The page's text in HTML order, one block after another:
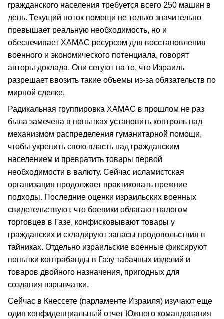
гражданского населения требуется всего 250 машин в
день. Текущий поток помощи не только значительно
превышает реальную необходимость, но и
обеспечивает ХАМАС ресурсом для восстановления
военного и экономического потенциала, говорят
авторы доклада. Они сетуют на то, что Израиль
разрешает ввозить такие объемы из-за обязательств по
мирной сделке.
Радикальная группировка ХАМАС в прошлом не раз
была замечена в попытках установить контроль над
механизмом распределения гуманитарной помощи,
чтобы укрепить свою власть над гражданским
населением и превратить товары первой
необходимости в валюту. Сейчас исламистская
организация продолжает практиковать прежние
подходы. Последние оценки израильских военных
свидетельствуют, что боевики облагают налогом
торговцев в Газе, конфисковывают товары у
гражданских и складируют запасы продовольствия в
тайниках. Отдельно израильские военные фиксируют
попытки контрабанды в Газу табачных изделий и
товаров двойного назначения, пригодных для
создания взрывчатки.
Сейчас в Кнессете (парламенте Израиля) изучают еще
один конфиденциальный отчет Южного командования